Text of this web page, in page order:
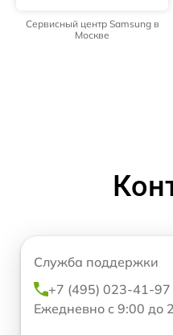
Сервисный центр Samsung в
Москве
Служба поддержки
+7 (495) 023-41-97
Ежедневно с 9:00 до